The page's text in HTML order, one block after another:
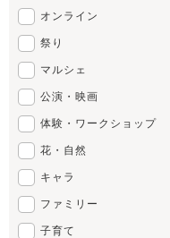
オンライン
祭り
マルシェ
公演・映画
体験・ワークショップ
花・自然
キャラ
ファミリー
子育て